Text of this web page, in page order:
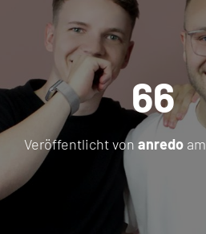
66
Veröffentlicht von anredoam